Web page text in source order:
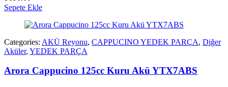
Sepete Ekle
Categories: AKÜ Reyonu, CAPPUCINO YEDEK PARÇA, Diğer
Aküler, YEDEK PARÇA
Arora Cappucino 125cc Kuru Akü YTX7ABS